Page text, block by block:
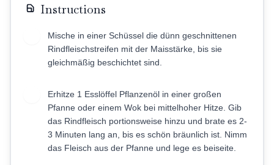
Instructions
Mische in einer Schüssel die dünn geschnittenen
Rindfleischstreifen mit der Maisstärke, bis sie
gleichmäßig beschichtet sind.
Erhitze 1 Esslöffel Pflanzenöl in einer großen
Pfanne oder einem Wok bei mittelhoher Hitze. Gib
das Rindfleisch portionsweise hinzu und brate es 2-
3 Minuten lang an, bis es schön bräunlich ist. Nimm
das Fleisch aus der Pfanne und lege es beiseite.